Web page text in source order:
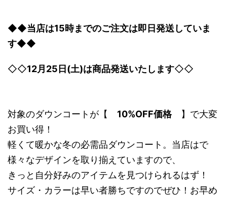
◆◆当店は15時までのご注文は即日発送していま
す◆◆
◇◇12月25日(土)は商品発送いたします◇◇
対象のダウンコートが【 10%OFF価格】で大変
お買い得！
軽くて暖かな冬の必需品ダウンコート。当店はで
様々なデザインを取り揃えていますので、
きっと自分好みのアイテムを見つけられるはず！
サイズ・カラーは早い者勝ちですのでぜひ！お早め